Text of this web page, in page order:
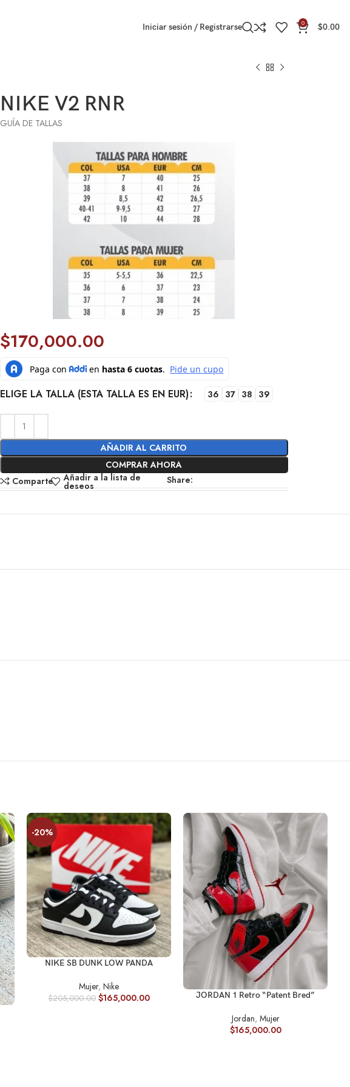
Iniciar sesión / Registrarse 0 $0.00
NIKE V2 RNR
GUÍA DE TALLAS
$170,000.00
ELIGE LA TALLA (ESTA TALLA ES EN EUR) 36 37 38 39
AÑADIR AL CARRITO
COMPRAR AHORA
Comparte
Añadir a la lista de
deseos Share:
-20%
SELECCIONAR OPCIONES
NIKE SB DUNK LOW PANDA
Mujer, Nike
$205,000.00 $165,000.00 SELECCIONAR OPCIONES
JORDAN 1 Retro “Patent Bred”
Jordan, Mujer
$165,000.00